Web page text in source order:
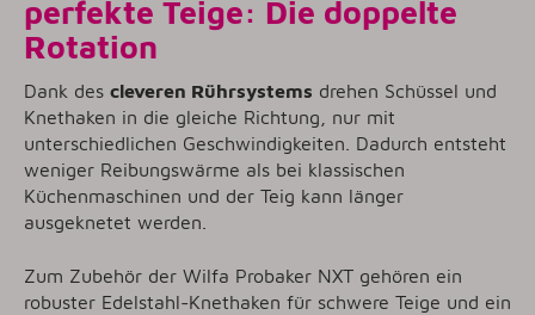
perfekte Teige: Die doppelte
Rotation
Dank des cleveren Rührsystems drehen Schüssel und
Knethaken in die gleiche Richtung, nur mit
unterschiedlichen Geschwindigkeiten. Dadurch entsteht
weniger Reibungswärme als bei klassischen
Küchenmaschinen und der Teig kann länger
ausgeknetet werden.
Zum Zubehör der Wilfa Probaker NXT gehören ein
robuster Edelstahl-Knethaken für schwere Teige und ein